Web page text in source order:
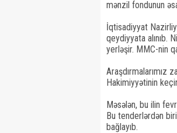
mənzil fondunun
İqtisadiyyat
qeydiyyata alınıb.
yerləşir. MMC-nin
Araşdırmalarımız
Hakimiyyətinin
Məsələn, bu ilin
Bu tenderlərdən
bağlayıb.